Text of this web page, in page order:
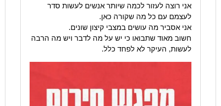
אני רוצה לעזור לכמה שיותר אנשים לעשות סדר
לעצמם עם כל מה שקורה כאן.
אני אסביר מה עושים במצבי קיצון שונים.
חשוב מאוד שתבואו כי יש על מה לדבר ויש מה הרבה
לעשות, העיקר לא לפחד כלל.